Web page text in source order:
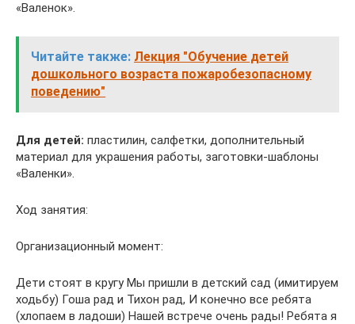
«Валенок».
Читайте также: Лекция "Обучение детей
дошкольного возраста пожаробезопасному
поведению"
Для детей: пластилин, салфетки, дополнительный
материал для украшения работы, заготовки-шаблоны
«Валенки».
Ход занятия:
Организационный момент:
Дети стоят в кругу Мы пришли в детский сад (имитируем
ходьбу) Гоша рад и Тихон рад, И конечно все ребята
(хлопаем в ладоши) Нашей встрече очень рады! Ребята я